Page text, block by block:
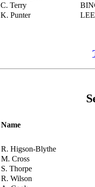
C. Terry
K. Punter
Name
R. Higson-Blythe
M. Cross
S. Thorpe
R. Wilson